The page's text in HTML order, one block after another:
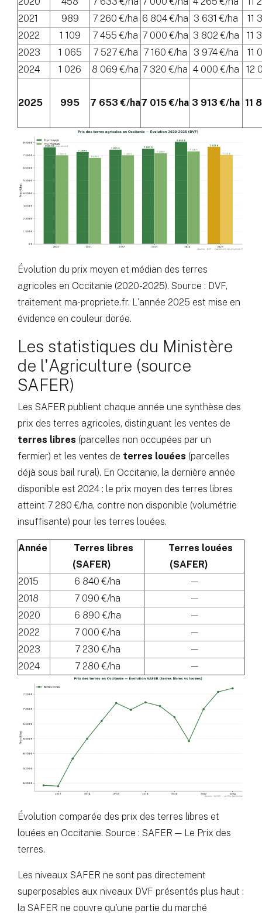
2021
989 7 260 €/ha 6 804 €/ha 3 631 €/ha
11
2022
1 109 7 455 €/ha 7 000 €/ha 3 802 €/ha
11
2023
1 065 7 527 €/ha 7 160 €/ha 3 974 €/ha
11
2024
1 026 8 069 €/ha 7 320 €/ha 4 000 €/ha 12
2025 995 7 653 €/ha7 015 €/ha 3 913 €/ha 11
Évolution du prix moyen et médian des terres
agricoles en Occitanie (2020-2025). Source : DVF,
traitement ma-propriete.fr. L'année 2025 est mise en
évidence en couleur dorée.
Les statistiques du Ministère
de l'Agriculture (source
SAFER)
Les SAFER publient chaque année une synthèse des
prix des terres agricoles, distinguant les ventes de
terres libres (parcelles non occupées par un
fermier) et les ventes de terres louées (parcelles
déjà sous bail rural). En Occitanie, la dernière année
disponible est 2024 : le prix moyen des terres libres
atteint 7 280 €/ha, contre non disponible (volumétrie
insuffisante) pour les terres louées.
Année
Terres libres
(SAFER)
Terres louées
(SAFER)
2015
6 840 €/ha
—
2018
7 090 €/ha
—
2020
6 890 €/ha
—
2022
7 000 €/ha
—
2023
7 230 €/ha
—
2024
7 280 €/ha —
Évolution comparée des prix des terres libres et
louées en Occitanie. Source : SAFER — Le Prix des
terres.
Les niveaux SAFER ne sont pas directement
superposables aux niveaux DVF présentés plus haut :
la SAFER ne couvre qu'une partie du marché